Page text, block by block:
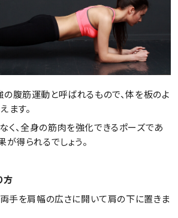
腹筋運動と呼ばれるもので、体を板のよ
ます。
く、全身の筋肉を強化できるポーズであ
が得られるでしょう。
方
手を肩幅の広さに開いて肩の下に置きま